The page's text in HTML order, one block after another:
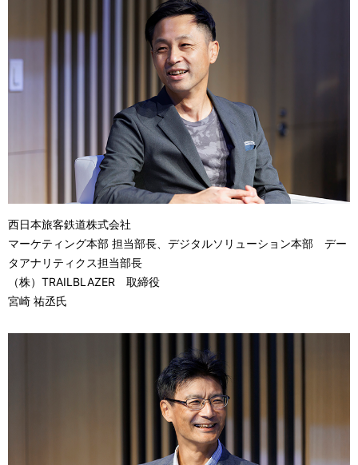
ン
西日本旅客鉄道株式会社
マーケティング本部 担当部長、デジタルソリューション本部 デー
タアナリティクス担当部長
（株）TRAILBLAZER 取締役
宮崎 祐丞氏